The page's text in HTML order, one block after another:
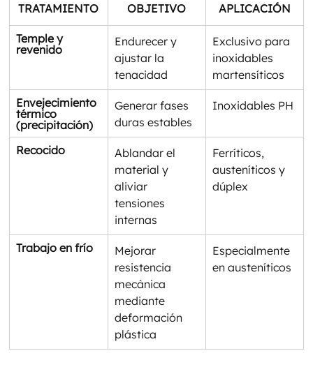
TRATAMIENTO OBJETIVO APLICACIÓN
Temple y
revenido
Endurecer y
ajustar la
tenacidad
Exclusivo para
inoxidables
martensíticos
Envejecimiento
térmico
(precipitación)
Generar fases
duras estables
Inoxidables PH
Recocido
Ablandar el
material y
aliviar
tensiones
internas
Ferríticos,
austeníticos y
dúplex
Trabajo en frío
Mejorar
resistencia
mecánica
mediante
deformación
plástica
Especialmente
en austeníticos